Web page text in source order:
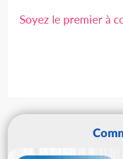
Soyez le premier à